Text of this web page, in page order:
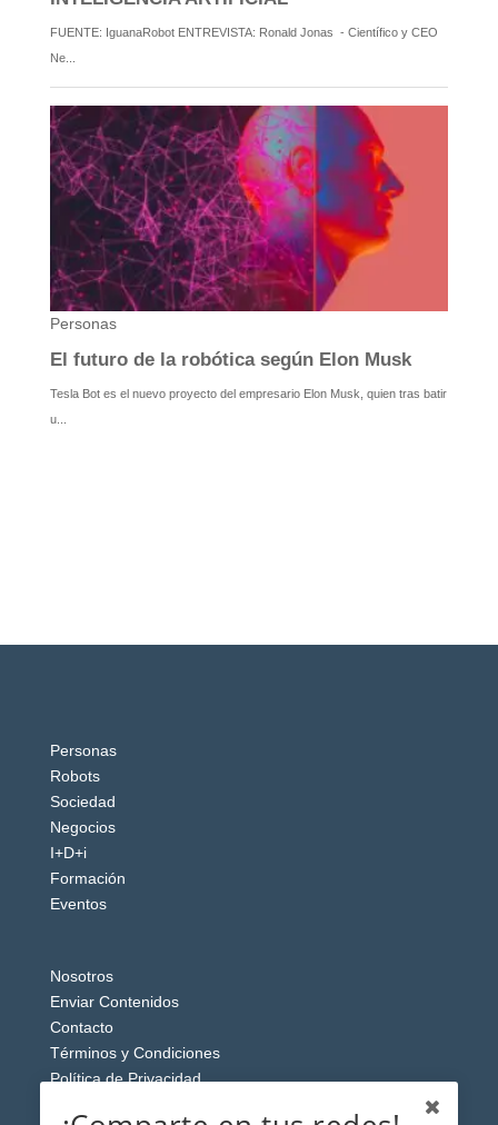
Personas
Robots
Sociedad
Negocios
I+D+i
Formación
Eventos
Nosotros
Enviar Contenidos
Contacto
Términos y Condiciones
Política de Privacidad